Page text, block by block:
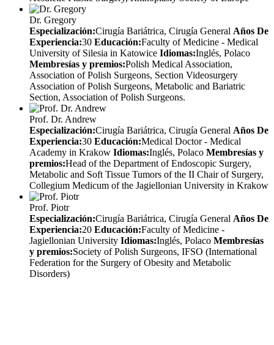
Dr. Gregory
Especialización:Cirugía Bariátrica, Cirugía General Años De
Experiencia:30 Educación:Faculty of Medicine - Medical
University of Silesia in Katowice Idiomas:Inglés, Polaco
Membresías y premios:Polish Medical Association,
Association of Polish Surgeons, Section Videosurgery
Association of Polish Surgeons, Metabolic and Bariatric
Section, Association of Polish Surgeons.
Prof. Dr. Andrew
Especialización:Cirugía Bariátrica, Cirugía General Años De
Experiencia:30 Educación:Medical Doctor - Medical
Academy in Krakow Idiomas:Inglés, Polaco Membresías y
premios:Head of the Department of Endoscopic Surgery,
Metabolic and Soft Tissue Tumors of the II Chair of Surgery,
Collegium Medicum of the Jagiellonian University in Krakow
Prof. Piotr
Especialización:Cirugía Bariátrica, Cirugía General Años De
Experiencia:20 Educación:Faculty of Medicine -
Jagiellonian University Idiomas:Inglés, Polaco Membresías
y premios:Society of Polish Surgeons, IFSO (International
Federation for the Surgery of Obesity and Metabolic
Disorders)